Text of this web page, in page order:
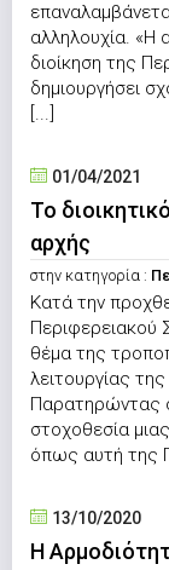
αλληλουχία. «Η
διοίκηση της
δημιουργήσει
[...]
01/04/2021
Το
αρχής
στην κατηγορία :
Κατά την
Περιφερειακού
θέμα της
λειτουργίας
Παρατηρώντας
στοχοθεσία
όπως αυτή της
13/10/2020
Η